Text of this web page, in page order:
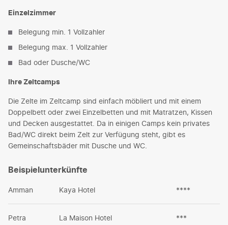
Einzelzimmer
Belegung min. 1 Vollzahler
Belegung max. 1 Vollzahler
Bad oder Dusche/WC
Ihre Zeltcamps
Die Zelte im Zeltcamp sind einfach möbliert und mit einem
Doppelbett oder zwei Einzelbetten und mit Matratzen, Kissen
und Decken ausgestattet. Da in einigen Camps kein privates
Bad/WC direkt beim Zelt zur Verfügung steht, gibt es
Gemeinschaftsbäder mit Dusche und WC.
Beispielunterkünfte
Amman Kaya Hotel ****
Petra La Maison Hotel ***